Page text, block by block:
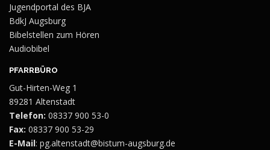
Jugendportal des BJA
BdkJ Augsburg
Bibelstellen zum Hören
Audiobibel
PFARRBÜRO
Gut-Hirten-Weg 1
89281 Altenstadt
Telefon: 08337 900 53-0
Fax: 08337 900 53-29
E-Mail: pg.altenstadt@bistum-augsburg.de